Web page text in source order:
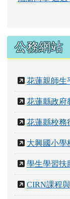
公務網站
花蓮親師生
花蓮縣政府
花蓮縣校務
大興國小學
學生學習扶
CIRN課程